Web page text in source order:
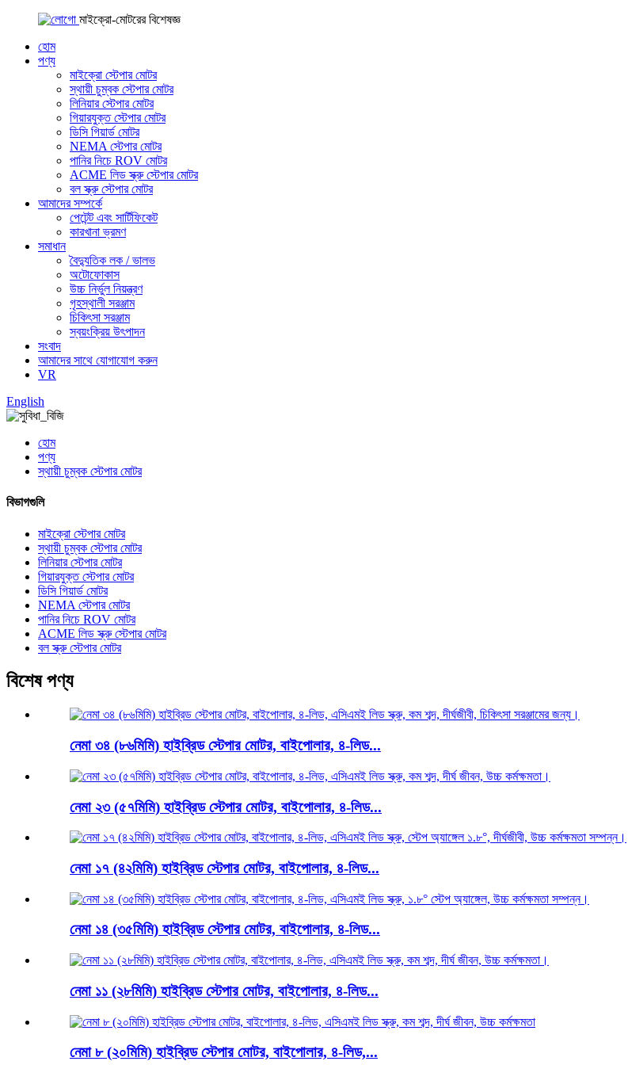
মাইক্রো-মোটরের বিশেষজ্ঞ
হোম
পণ্য
মাইক্রো স্টেপার মোটর
স্থায়ী চুম্বক স্টেপার মোটর
লিনিয়ার স্টেপার মোটর
গিয়ারযুক্ত স্টেপার মোটর
ডিসি গিয়ার্ড মোটর
NEMA স্টেপার মোটর
পানির নিচে ROV মোটর
ACME লিড স্ক্রু স্টেপার মোটর
বল স্ক্রু স্টেপার মোটর
আমাদের সম্পর্কে
পেটেন্ট এবং সার্টিফিকেট
কারখানা ভ্রমণ
সমাধান
বৈদ্যুতিক লক / ভালভ
অটোফোকাস
উচ্চ নির্ভুল নিয়ন্ত্রণ
গৃহস্থালী সরঞ্জাম
চিকিৎসা সরঞ্জাম
স্বয়ংক্রিয় উৎপাদন
সংবাদ
আমাদের সাথে যোগাযোগ করুন
VR
English
হোম
পণ্য
স্থায়ী চুম্বক স্টেপার মোটর
বিভাগগুলি
মাইক্রো স্টেপার মোটর
স্থায়ী চুম্বক স্টেপার মোটর
লিনিয়ার স্টেপার মোটর
গিয়ারযুক্ত স্টেপার মোটর
ডিসি গিয়ার্ড মোটর
NEMA স্টেপার মোটর
পানির নিচে ROV মোটর
ACME লিড স্ক্রু স্টেপার মোটর
বল স্ক্রু স্টেপার মোটর
বিশেষ পণ্য
নেমা ৩৪ (৮৬মিমি) হাইব্রিড স্টেপার মোটর, বাইপোলার, ৪-লিড...
নেমা ২৩ (৫৭মিমি) হাইব্রিড স্টেপার মোটর, বাইপোলার, ৪-লিড...
নেমা ১৭ (৪২মিমি) হাইব্রিড স্টেপার মোটর, বাইপোলার, ৪-লিড...
নেমা ১৪ (৩৫মিমি) হাইব্রিড স্টেপার মোটর, বাইপোলার, ৪-লিড...
নেমা ১১ (২৮মিমি) হাইব্রিড স্টেপার মোটর, বাইপোলার, ৪-লিড...
নেমা ৮ (২০মিমি) হাইব্রিড স্টেপার মোটর, বাইপোলার, ৪-লিড,...